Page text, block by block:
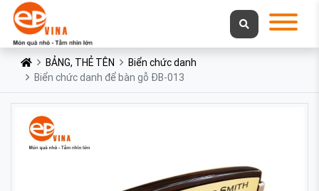
BẢNG, THẺ TÊN
Biển chức danh
Biển chức danh để bàn gỗ ĐB-013